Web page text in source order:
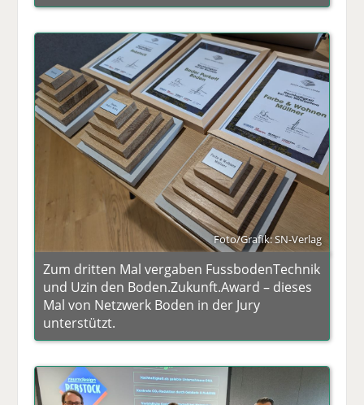
Foto/Grafik: SN-Verlag
Zum dritten Mal vergaben FussbodenTechnik
und Uzin den Boden.Zukunft.Award – dieses
Mal von Netzwerk Boden in der Jury
unterstützt.